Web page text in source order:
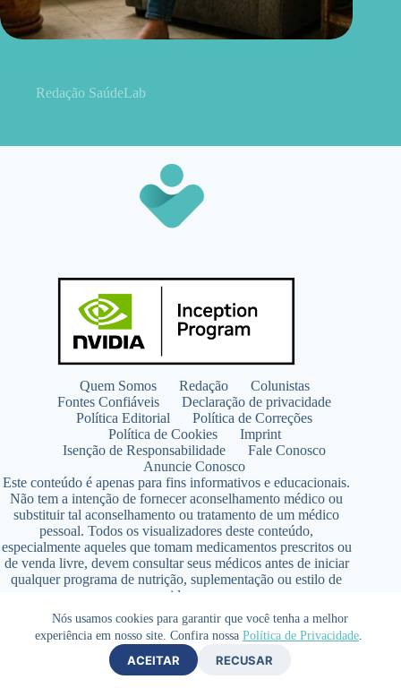
Nós usamos cookies para garantir que você tenha a melhor
experiência em nosso site. Confira nossa Política de Privacidade.
ACEITAR RECUSAR
Redação SaúdeLab
Quem Somos Redação
Colunistas
Fontes Confiáveis
Declaração de privacidade
Política Editorial
Política de Correções
Política de Cookies
Imprint
Isenção de Responsabilidade
Fale Conosco
Anuncie Conosco
Este conteúdo é apenas para fins informativos e educacionais.
Não tem a intenção de fornecer aconselhamento médico ou
substituir tal aconselhamento ou tratamento de um médico
pessoal. Todos os visualizadores deste conteúdo,
especialmente aqueles que tomam medicamentos prescritos ou
de venda livre, devem consultar seus médicos antes de iniciar
qualquer programa de nutrição, suplementação ou estilo de
vida.
Copyright © 2026 - SaúdeLAB.com pertence ao grupo
VKCF Soluções Digitais Ltda - CNPJ n° 43.726.917/0001-80
- Contato +55 (65) 99813- 4203 - Responsável Técnica:
Farmacêutica Elizandra Civalsci Costa - CRF MT n° 3490